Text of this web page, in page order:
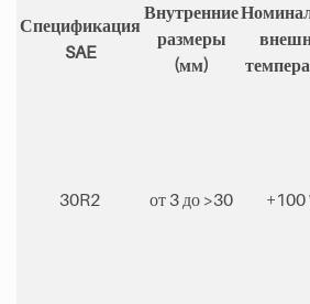
Спецификация
SAE
Внутренние
размеры
(мм)
30R2 от 3 до >30 +100